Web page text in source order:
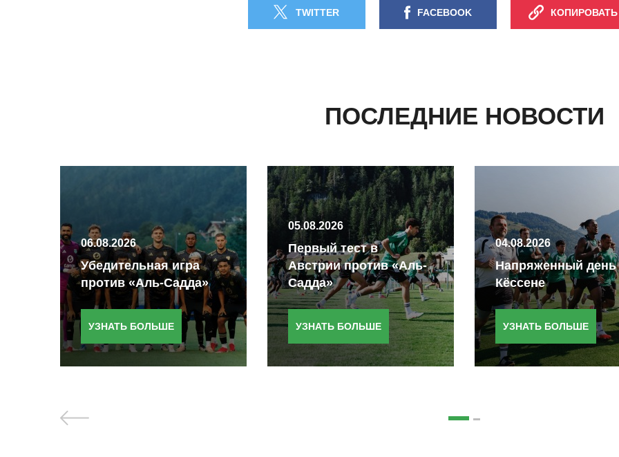
TWITTER FACEBOOK
ПОСЛЕДНИЕ НОВОСТИ
06.08.2026
Убедительная игра
против «Аль-Садда»
УЗНАТЬ БОЛЬШЕ
05.08.2026
Первый тест в
Австрии против «Аль-
Садда»
УЗНАТЬ БОЛЬШЕ
04.08.2026
Напряженный день
Кёссене
УЗНАТЬ БОЛЬШЕ